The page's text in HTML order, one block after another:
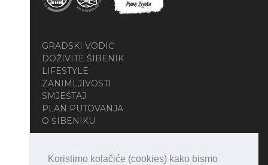
Koristimo kolačiće (cookies) kako bismo
GRADSKI VODIČ
DOŽIVITE ŠIBENIK
LIFESTYLE
ZANIMLJIVOSTI
SMJEŠTAJ
PLAN PUTOVANJA
O ŠIBENIKU